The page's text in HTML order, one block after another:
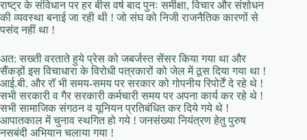
राष्ट्र के संविधान पर हर बीस वर्ष बाद पुनः समीक्षा, विचार और संशोधन
की व्यवस्था बनाई जा रही थी ! जो संघ को निजी राजनैतिक कारणों से
पसंद नहीं था !
अत: सख्ती वरताते हुये प्रेस को जबर्जस्त सेंसर किया गया था और
सैंकड़ों इस विचाधारा के विरोधी पत्रकारों को जेल में ठूस दिया गया था !
आई.बी. और रॉ भी समय-समय पर सरकार को गोपनीय रिपोर्टें दे रहे थे !
सभी सरकारी व गैर सरकारी कर्मचारी समय पर अपना कार्य कर रहे थे !
सभी सामाजिक संगठन व यूनियन प्रतिबंधित कर दिये गये थे !
आपातकाल में चुनाव स्थगित हो गये ! जनसंख्या नियंत्रण हेतु पुरुष
नसबंदी अभियान चलाया गया !